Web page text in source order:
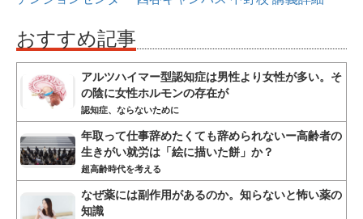
おすすめ記事
アルツハイマー型認知症は男性より女性が多い。そ
の陰に女性ホルモンの存在が
認知症、ならないために
年取って仕事辞めたくても辞められないー高齢者の
生きがい就労は「絵に描いた餅」か？
超高齢時代を考える
なぜ薬には副作用があるのか。知らないと怖い薬の
知識